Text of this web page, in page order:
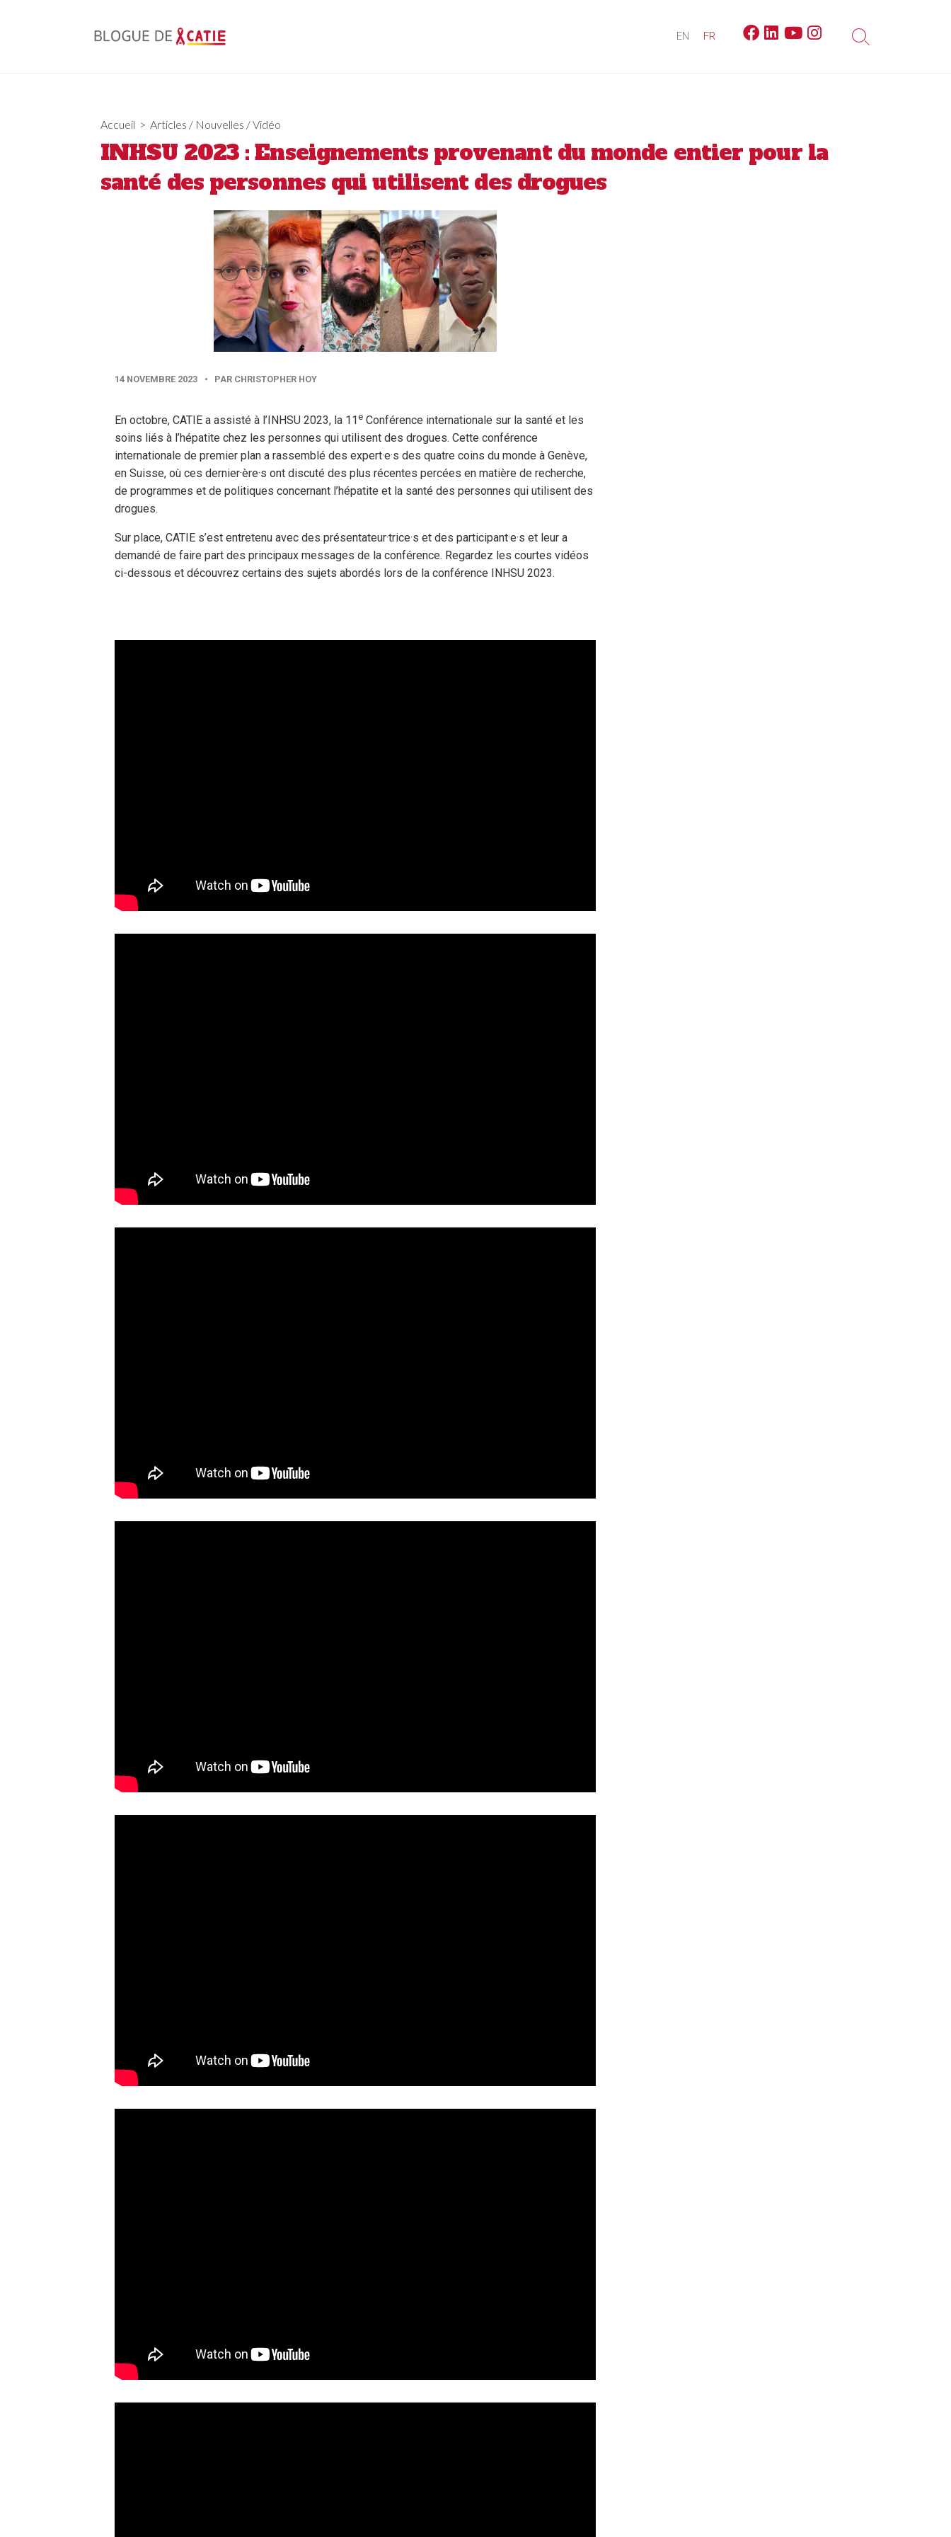
EN FR Facebook
LinkedinYoutubeInstagram
Search
Accueil > Articles / Nouvelles /Vidéo
INHSU 2023 : Enseignements provenant du monde entier pour la
santé des personnes qui utilisent des drogues
PUBLISHED
14 NOVEMBRE 2023 • PAR CHRISTOPHER HOY
En octobre, CATIE a assisté à l’INHSU 2023, la 11e Conférence internationale sur la santé et les
soins liés à l’hépatite chez les personnes qui utilisent des drogues. Cette conférence
internationale de premier plan a rassemblé des expert·e·s des quatre coins du monde à Genève,
en Suisse, où ces dernier·ère·s ont discuté des plus récentes percées en matière de recherche,
de programmes et de politiques concernant l’hépatite et la santé des personnes qui utilisent des
drogues.
Sur place, CATIE s’est entretenu avec des présentateur·trice·s et des participant·e·s et leur a
demandé de faire part des principaux messages de la conférence. Regardez les courtes vidéos
ci-dessous et découvrez certains des sujets abordés lors de la conférence INHSU 2023.